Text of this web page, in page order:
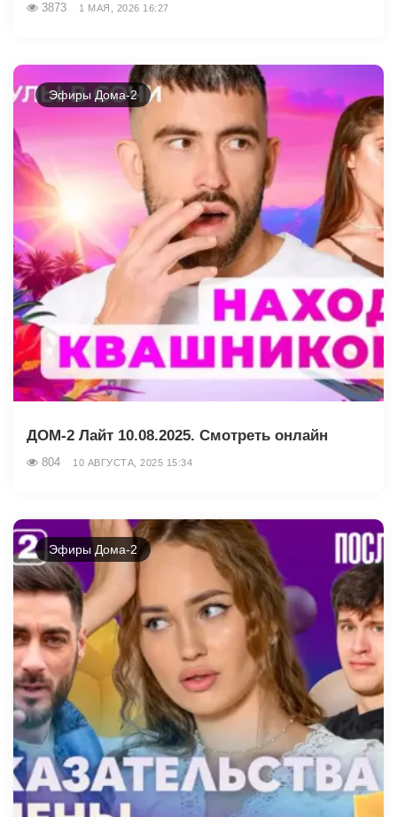
3873 1 МАЯ, 2026 16:27
Эфиры Дома-2
ДОМ-2 Лайт 10.08.2025. Смотреть онлайн
804 10 АВГУСТА, 2025 15:34
Эфиры Дома-2